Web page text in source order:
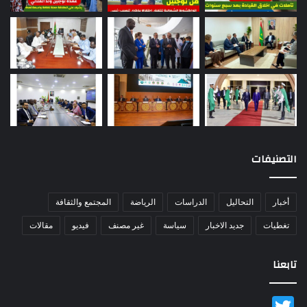
التصنيفات
أخبار التحاليل الدراسات الرياضة المجتمع والثقافة
تغطيات جديد الاخبار سياسة غير مصنف فيديو مقالات
تابعنا